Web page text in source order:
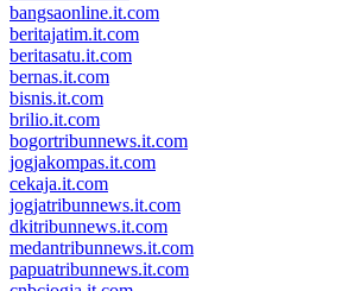
bangsaonline.it.com
beritajatim.it.com
beritasatu.it.com
bernas.it.com
bisnis.it.com
brilio.it.com
bogortribunnews.it.com
jogjakompas.it.com
cekaja.it.com
jogjatribunnews.it.com
dkitribunnews.it.com
medantribunnews.it.com
papuatribunnews.it.com